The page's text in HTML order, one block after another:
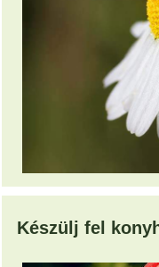
Készülj fel